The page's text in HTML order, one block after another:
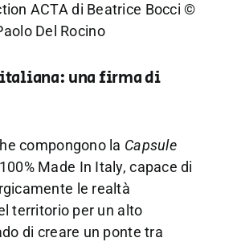
ACTA di Beatrice Bocci ©
Del Rocino
una firma di
compongono la Capsule
100% Made In Italy, capace di
le realtà
territorio per un alto
di creare un ponte tra